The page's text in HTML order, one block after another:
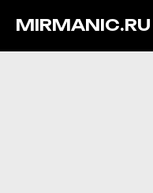
MIRMANIC.RU